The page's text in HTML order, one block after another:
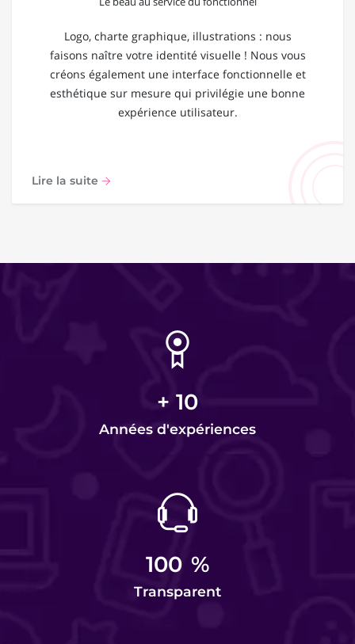
Logo, charte graphique, illustrations : nous
faisons naître votre identité visuelle ! Nous vous
créons également une interface fonctionnelle et
esthétique sur mesure qui privilégie une bonne
expérience utilisateur.
Lire la suite
+ 10
Années d'expériences
100 %
Transparent